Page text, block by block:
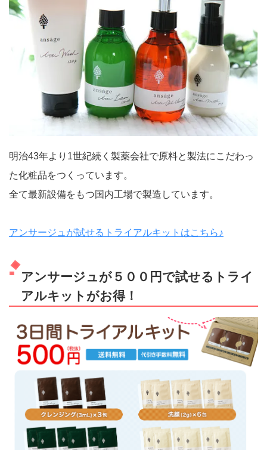
明治43年より1世紀続く製薬会社で原料と製法にこだわっ
た化粧品をつくっています。
全て最新設備をもつ国内工場で製造しています。
アンサージュが試せるトライアルキットはこちら♪
アンサージュが５００円で試せるトライ
アルキットがお得！